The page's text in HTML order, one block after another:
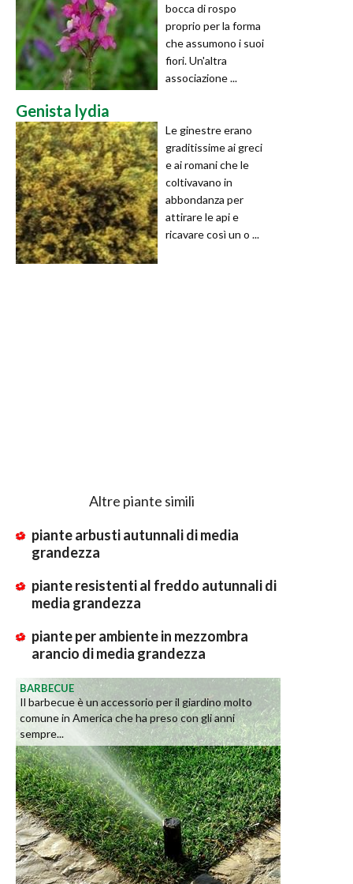
bocca di rospo
proprio per la forma
che assumono i suoi
fiori. Un'altra
associazione ...
Genista lydia
Le ginestre erano
graditissime ai greci
e ai romani che le
coltivavano in
abbondanza per
attirare le api e
ricavare così un o ...
Altre piante simili
piante arbusti autunnali di media
grandezza
piante resistenti al freddo autunnali di
media grandezza
piante per ambiente in mezzombra
arancio di media grandezza
BARBECUE
Il barbecue è un accessorio per il giardino molto
comune in America che ha preso con gli anni
sempre...